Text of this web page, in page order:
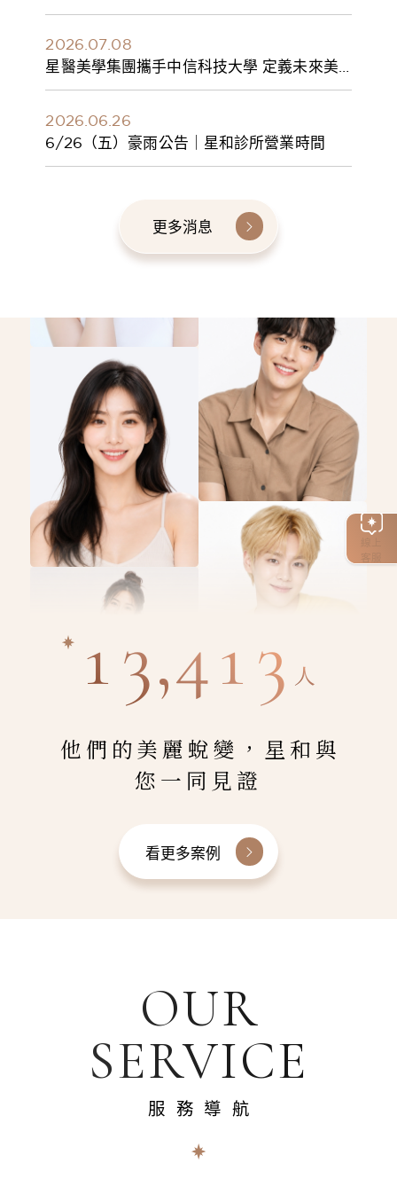
客服
入劑」台灣獨家總代理
2026.07.08
星醫美學集團攜手中信科技大學 定義未來美
學人才新標準 建構健康美學產學共育模式 串
2026.06.26
6/26（五）豪雨公告｜星和診所營業時間
更多消息
13,413 人
他們的美麗蛻變，星和與
您一同見證
看更多案例
OUR
SERVICE
服務導航